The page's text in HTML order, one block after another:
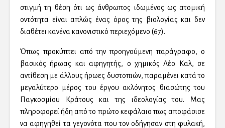
στιγμή τη θέση ότι ως άνθρωπος ιδωμένος ως ατομική
οντότητα είναι απλώς ένας όρος της βιολογίας και δεν
διαθέτει κανένα κανονιστικό περιεχόμενο (67).
Όπως προκύπτει από την προηγούμενη παράγραφο, ο
βασικός ήρωας και αφηγητής, ο χημικός Λέο Καλ, σε
αντίθεση με άλλους ήρωες δυστοπιών, παραμένει κατά το
μεγαλύτερο μέρος του έργου ακλόνητος θιασώτης του
Παγκοσμίου Κράτους και της ιδεολογίας του. Μας
πληροφορεί ήδη από το πρώτο κεφάλαιο πως αποφάσισε
να αφηγηθεί τα γεγονότα που τον οδήγησαν στη φυλακή,